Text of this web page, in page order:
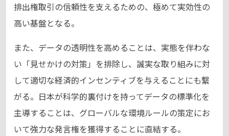
排出権取引の信頼性を支えるための、極めて実効性の
高い基盤となる。
また、データの透明性を高めることは、実態を伴わな
い「見せかけの対策」を排除し、誠実な取り組みに対
して適切な経済的インセンティブを与えることにも繋
がる。日本が科学的裏付けを持ってデータの標準化を
主導することは、グローバルな環境ルールの策定にお
いて強力な発言権を獲得することに直結する。